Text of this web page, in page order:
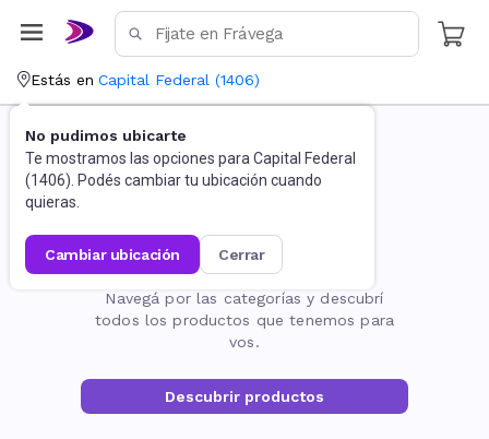
Estás en Capital Federal (1406)
No pudimos ubicarte
Te mostramos las opciones para Capital Federal
(1406). Podés cambiar tu ubicación cuando
quieras.
cambiar ubicación cerrar
La página no existe
Navegá por las categorías y descubrí
todos los productos que tenemos para
vos.
Descubrir productos